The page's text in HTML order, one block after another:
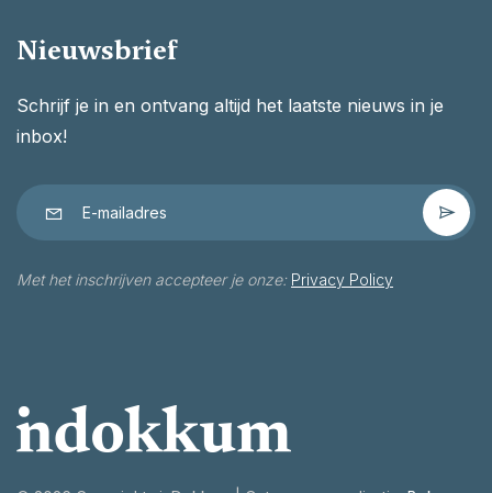
Nieuwsbrief
Schrijf je in en ontvang altijd het laatste nieuws in je
inbox!
Met het inschrijven accepteer je onze: Privacy Policy